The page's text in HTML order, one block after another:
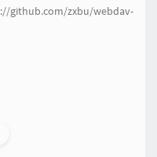
github.com/zxbu/webdav-